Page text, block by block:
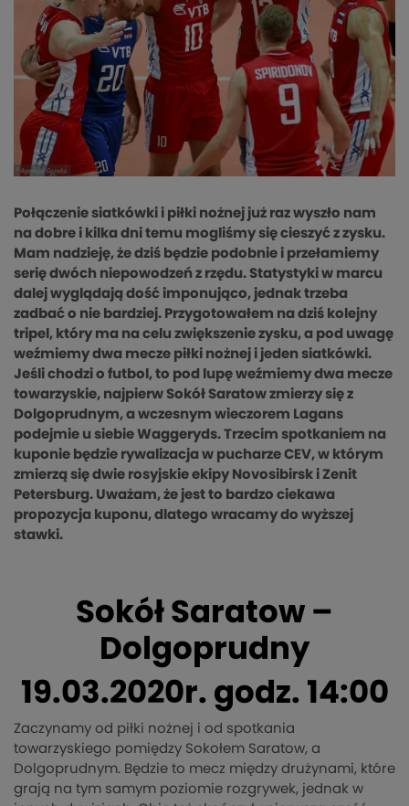
Połączenie siatkówki i piłki nożnej już raz wyszło nam
na dobre i kilka dni temu mogliśmy się cieszyć z zysku.
Mam nadzieję, że dziś będzie podobnie i przełamiemy
serię dwóch niepowodzeń z rzędu. Statystyki w marcu
dalej wyglądają dość imponująco, jednak trzeba
zadbać o nie bardziej. Przygotowałem na dziś kolejny
tripel, który ma na celu zwiększenie zysku, a pod uwagę
weźmiemy dwa mecze piłki nożnej i jeden siatkówki.
Jeśli chodzi o futbol, to pod lupę weźmiemy dwa mecze
towarzyskie, najpierw Sokół Saratow zmierzy się z
Dolgoprudnym, a wczesnym wieczorem Lagans
podejmie u siebie Waggeryds. Trzecim spotkaniem na
kuponie będzie rywalizacja w pucharze CEV, w którym
zmierzą się dwie rosyjskie ekipy Novosibirsk i Zenit
Petersburg. Uważam, że jest to bardzo ciekawa
propozycja kuponu, dlatego wracamy do wyższej
stawki.
Sokół Saratow –
Dolgoprudny
19.03.2020r. godz. 14:00
Zaczynamy od piłki nożnej i od spotkania
towarzyskiego pomiędzy Sokołem Saratow, a
Dolgoprudnym. Będzie to mecz między drużynami, które
grają na tym samym poziomie rozgrywek, jednak w